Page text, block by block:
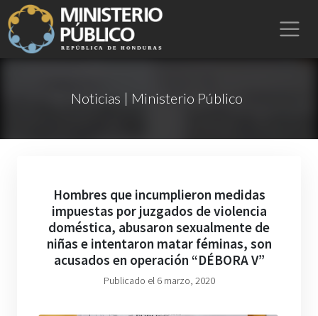
Noticias | Ministerio Público
Hombres que incumplieron medidas
impuestas por juzgados de violencia
doméstica, abusaron sexualmente de
niñas e intentaron matar féminas, son
acusados en operación “DÉBORA V”
Publicado el 6 marzo, 2020